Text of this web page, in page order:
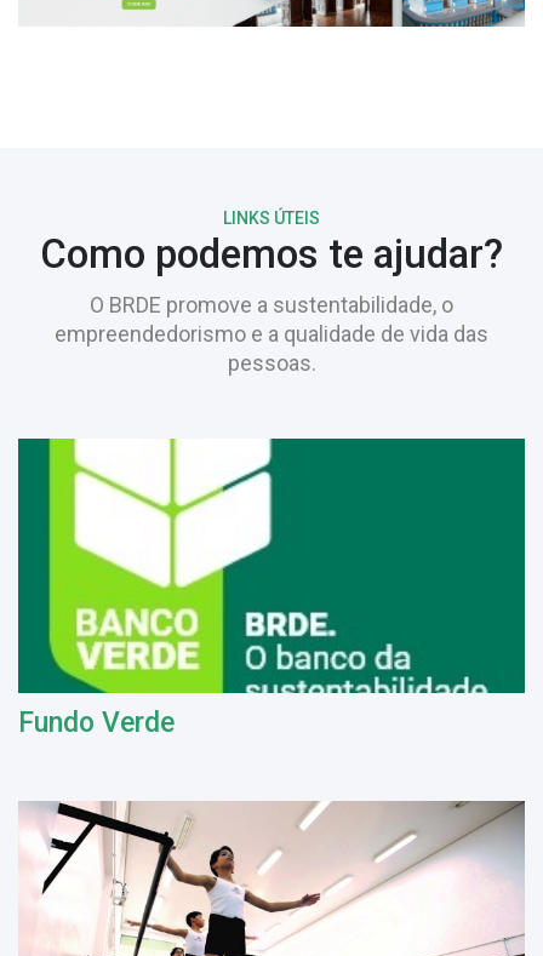
LINKS ÚTEIS
Como podemos te ajudar?
O BRDE promove a sustentabilidade, o
empreendedorismo e a qualidade de vida das
pessoas.
Fundo Verde